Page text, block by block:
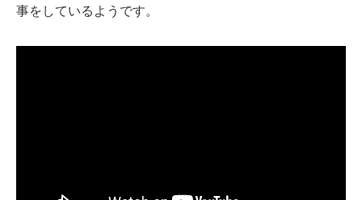
事をしているようです。